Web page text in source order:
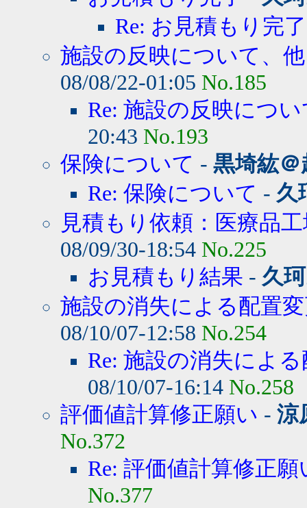
Re: お見積もり完了
施設の反映について、他
08/08/22-01:05 No.185
Re: 施設の反映につ
20:43 No.193
保険について - 黒埼紘
Re: 保険について - 久
見積もり依頼：医療品
08/09/30-18:54 No.225
お見積もり結果 - 久
施設の消失による配置
08/10/07-12:58 No.254
Re: 施設の消失によ
08/10/07-16:14 No.258
評価値計算修正願い - 涼
No.372
Re: 評価値計算修正願
No.377